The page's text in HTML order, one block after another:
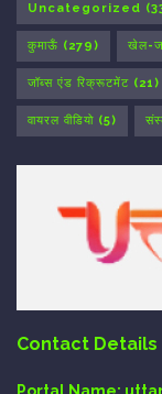
Uncategorized
कुमाऊँ (279) खेल-
जॉब्स एंड रिक्रूटमेंट (21)
वायरल वीडियो (5)
Contact Details